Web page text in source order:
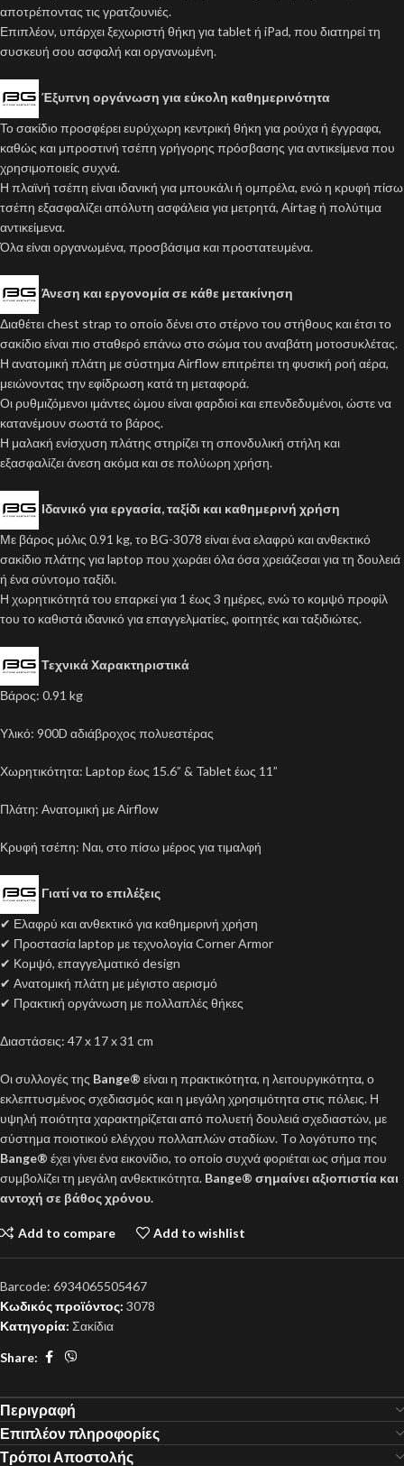
αποτρέποντας τις γρατζουνιές.
Επιπλέον, υπάρχει ξεχωριστή θήκη για tablet ή iPad, που διατηρεί τη
συσκευή σου ασφαλή και οργανωμένη.
Έξυπνη οργάνωση για εύκολη καθημερινότητα
Το σακίδιο προσφέρει ευρύχωρη κεντρική θήκη για ρούχα ή έγγραφα,
καθώς και μπροστινή τσέπη γρήγορης πρόσβασης για αντικείμενα που
χρησιμοποιείς συχνά.
Η πλαϊνή τσέπη είναι ιδανική για μπουκάλι ή ομπρέλα, ενώ η κρυφή πίσω
τσέπη εξασφαλίζει απόλυτη ασφάλεια για μετρητά, Airtag ή πολύτιμα
αντικείμενα.
Όλα είναι οργανωμένα, προσβάσιμα και προστατευμένα.
Άνεση και εργονομία σε κάθε μετακίνηση
Διαθέτει chest strap το οποίο δένει στο στέρνο του στήθους και έτσι το
σακίδιο είναι πιο σταθερό επάνω στο σώμα του αναβάτη μοτοσυκλέτας.
Η ανατομική πλάτη με σύστημα Airflow επιτρέπει τη φυσική ροή αέρα,
μειώνοντας την εφίδρωση κατά τη μεταφορά.
Οι ρυθμιζόμενοι ιμάντες ώμου είναι φαρδιοί και επενδεδυμένοι, ώστε να
κατανέμουν σωστά το βάρος.
Η μαλακή ενίσχυση πλάτης στηρίζει τη σπονδυλική στήλη και
εξασφαλίζει άνεση ακόμα και σε πολύωρη χρήση.
Ιδανικό για εργασία, ταξίδι και καθημερινή χρήση
Με βάρος μόλις 0.91 kg, το BG-3078 είναι ένα ελαφρύ και ανθεκτικό
σακίδιο πλάτης για laptop που χωράει όλα όσα χρειάζεσαι για τη δουλειά
ή ένα σύντομο ταξίδι.
Η χωρητικότητά του επαρκεί για 1 έως 3 ημέρες, ενώ το κομψό προφίλ
του το καθιστά ιδανικό για επαγγελματίες, φοιτητές και ταξιδιώτες.
Τεχνικά Χαρακτηριστικά
Βάρος: 0.91 kg
Υλικό: 900D αδιάβροχος πολυεστέρας
Χωρητικότητα: Laptop έως 15.6” & Tablet έως 11”
Πλάτη: Ανατομική με Airflow
Κρυφή τσέπη: Ναι, στο πίσω μέρος για τιμαλφή
Γιατί να το επιλέξεις
✔ Ελαφρύ και ανθεκτικό για καθημερινή χρήση
✔ Προστασία laptop με τεχνολογία Corner Armor
✔ Κομψό, επαγγελματικό design
✔ Ανατομική πλάτη με μέγιστο αερισμό
✔ Πρακτική οργάνωση με πολλαπλές θήκες
Διαστάσεις: 47 x 17 x 31 cm
Οι συλλογές της Bange® είναι η πρακτικότητα, η λειτουργικότητα, ο
εκλεπτυσμένος σχεδιασμός και η μεγάλη χρησιμότητα στις πόλεις. Η
υψηλή ποιότητα χαρακτηρίζεται από πολυετή δουλειά σχεδιαστών, με
σύστημα ποιοτικού ελέγχου πολλαπλών σταδίων. Tο λογότυπο της
Bange® έχει γίνει ένα εικονίδιο, το οποίο συχνά φοριέται ως σήμα που
συμβολίζει τη μεγάλη ανθεκτικότητα. Bange® σημαίνει αξιοπιστία και
αντοχή σε βάθος χρόνου.
Add to compare Add to wishlist
Barcode: 6934065505467
Κωδικός προϊόντος: 3078
Κατηγορία: Σακίδια
Share:
Περιγραφή
Επιπλέον πληροφορίες
Τρόποι Αποστολής